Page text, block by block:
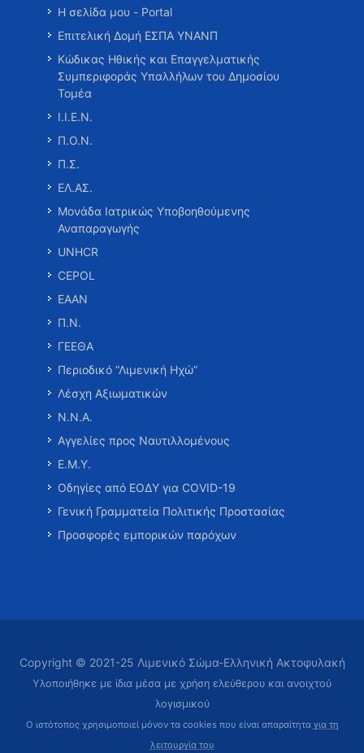
Η σελίδα μου - Portal
Επιτελική Δομή ΕΣΠΑ ΥΝΑΝΠ
Κώδικας Ηθικής και Επαγγελματικής
Συμπεριφοράς Υπαλλήλων του Δημοσίου
Τομέα
Ι.Ι.Ε.Ν.
Π.Ο.Ν.
Π.Σ.
ΕΛ.ΑΣ.
Μονάδα Ιατρικώς Υποβοηθούμενης
Αναπαραγωγής
UNHCR
CEPOL
ΕΑΑΝ
Π.Ν.
ΓΕΕΘΑ
Περιοδικό “Λιμενική Ηχώ”
Λέσχη Αξιωματικών
Ν.Ν.Α.
Αγγελίες προς Ναυτιλλομένους
Ε.Μ.Υ.
Οδηγίες από ΕΟΔΥ για COVID-19
Γενική Γραμματεία Πολιτικής Προστασίας
Προσφορές εμπορικών παρόχων
Copyright © 2021-25 Λιμενικό Σώμα-Ελληνική Ακτοφυλακή
Υλοποιήθηκε με ίδια μέσα με χρήση ελεύθερου και ανοιχτού
λογισμικού
Ο ιστότοπος χρησιμοποιεί μόνον τα cookies που είναι απαραίτητα για τη
λειτουργία του